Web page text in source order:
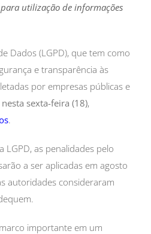
utilização de informações
Dados (LGPD), que tem como
e transparência às
por empresas públicas e
sexta-feira (18),
.
LGPD, as penalidades pelo
a ser aplicadas em agosto
autoridades consideraram
importante em um